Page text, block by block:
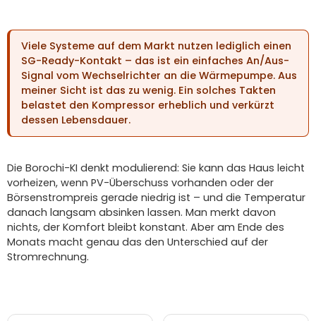
Viele Systeme auf dem Markt nutzen lediglich einen
SG-Ready-Kontakt – das ist ein einfaches An/Aus-
Signal vom Wechselrichter an die Wärmepumpe. Aus
meiner Sicht ist das zu wenig. Ein solches Takten
belastet den Kompressor erheblich und verkürzt
dessen Lebensdauer.
Die Borochi-KI denkt modulierend: Sie kann das Haus leicht
vorheizen, wenn PV-Überschuss vorhanden oder der
Börsenstrompreis gerade niedrig ist – und die Temperatur
danach langsam absinken lassen. Man merkt davon
nichts, der Komfort bleibt konstant. Aber am Ende des
Monats macht genau das den Unterschied auf der
Stromrechnung.